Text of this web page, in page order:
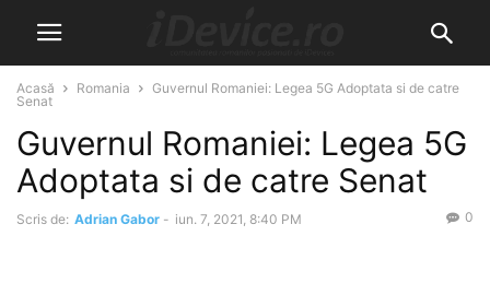
Acasă Romania
Guvernul Romaniei: Legea 5G Adoptata si de catre
Senat
Guvernul Romaniei: Legea 5G
Adoptata si de catre Senat
Scris de: Adrian Gabor - iun. 7, 2021, 8:40 PM 0